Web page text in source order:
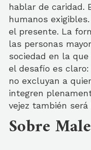
hablar de caridad.
humanos
el presente. La
las personas
sociedad en la que
el desafío es
no excluyan a
integren
vejez también será
Sobre